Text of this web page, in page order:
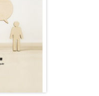
を書くことをめざし
また、普通体や書き
適しています。